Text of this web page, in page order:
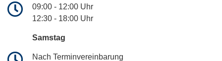
09:00 - 12:00 Uhr
12:30 - 18:00 Uhr
Samstag
Nach Terminvereinbarung